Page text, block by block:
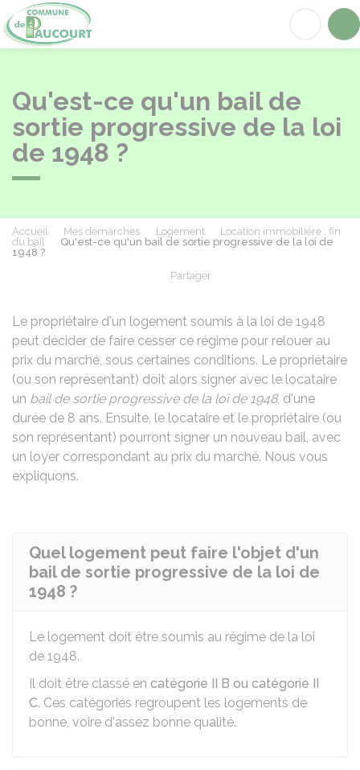
Qu'est-ce qu'un bail de
sortie progressive de la loi
de 1948 ?
Accueil Mes démarches Logement
Location immobilière : fin
du bail
Qu'est-ce qu'un bail de sortie progressive de la loi de
1948 ?
Partager
Le propriétaire d'un logement soumis à la loi de 1948
peut décider de faire cesser ce régime pour relouer au
prix du marché, sous certaines conditions. Le propriétaire
(ou son représentant) doit alors signer avec le locataire
un bail de sortie progressive de la loi de 1948, d'une
durée de 8 ans. Ensuite, le locataire et le propriétaire (ou
son représentant) pourront signer un nouveau bail, avec
un loyer correspondant au prix du marché. Nous vous
expliquons.
Quel logement peut faire l'objet d'un
bail de sortie progressive de la loi de
1948 ?
Le logement doit être soumis au régime de la loi
de 1948.
Il doit être classé en catégorie II B ou catégorie II
C. Ces catégories regroupent les logements de
bonne, voire d'assez bonne qualité.